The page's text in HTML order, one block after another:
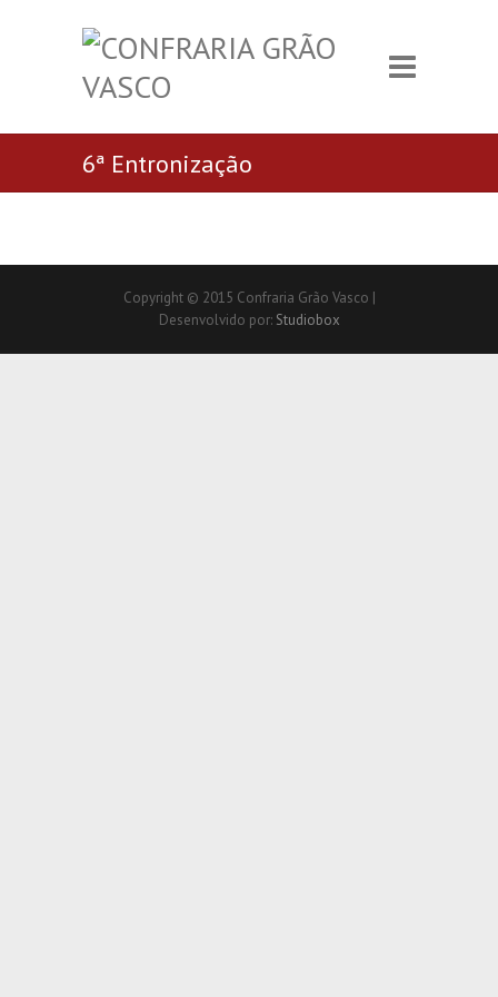
6ª Entronização
Copyright © 2015 Confraria Grão Vasco |
Desenvolvido por: Studiobox